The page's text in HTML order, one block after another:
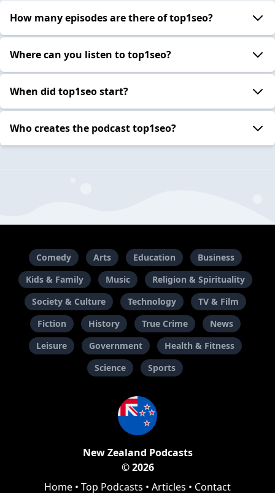
How many episodes are there of top1seo?
Where can you listen to top1seo?
When did top1seo start?
Who creates the podcast top1seo?
Comedy Arts Education
Business
Kids & Family
Music
Religion & Spirituality
Society & Culture
Technology
TV & Film
Fiction
History True Crime
News
Leisure
Government
Health & Fitness
Science
Sports
New Zealand Podcasts
© 2026
Home • Top Podcasts • Articles • Contact